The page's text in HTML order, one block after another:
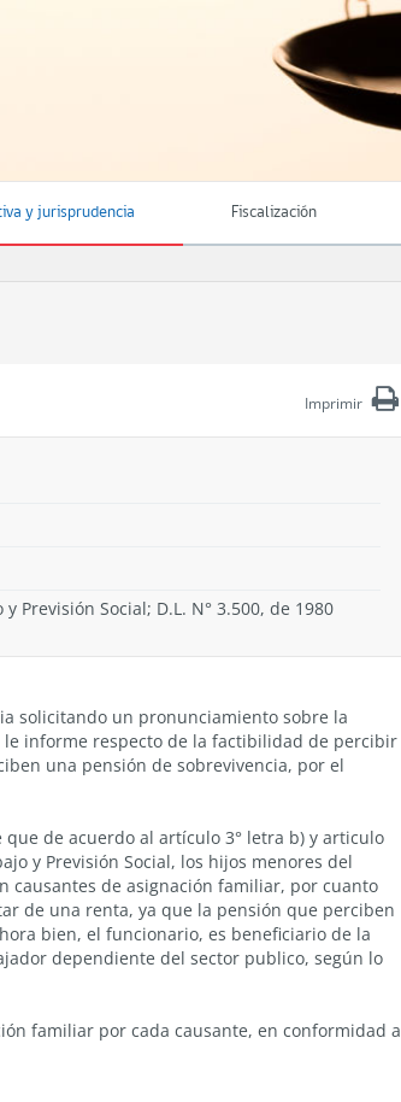
y jurisprudencia Fiscalización
Imprimir
Previsión Social; D.L. N° 3.500, de 1980
solicitando un pronunciamiento sobre la
informe respecto de la factibilidad de percibir
una pensión de sobrevivencia, por el
de acuerdo al artículo 3° letra b) y articulo
y Previsión Social, los hijos menores del
causantes de asignación familiar, por cuanto
de una renta, ya que la pensión que perciben
bien, el funcionario, es beneficiario de la
dependiente del sector publico, según lo
familiar por cada causante, en conformidad a